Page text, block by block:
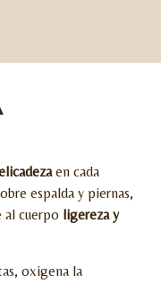
en cada
espalda y piernas,
al cuerpo ligereza y
oxigena la